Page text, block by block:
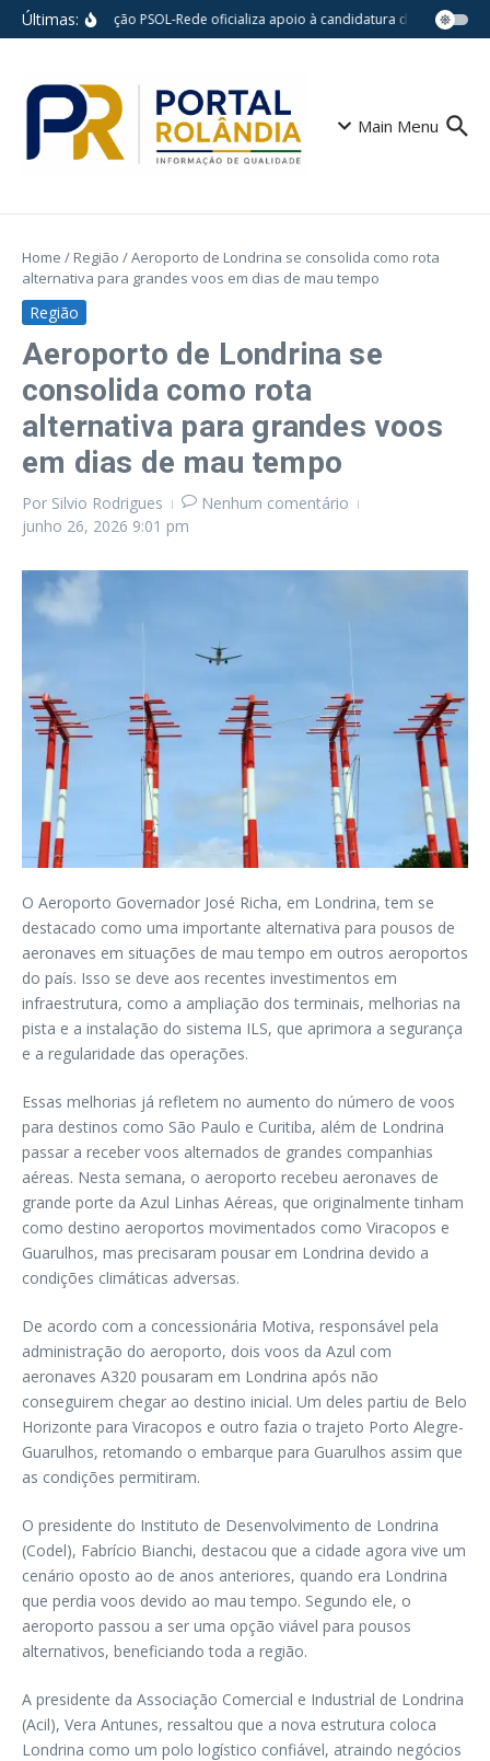
Ir para o conteúdo
Últimas:Federação PSOL-Rede oficializa apoio à candidatura de Lula à
Main Menu
Home / Região /Aeroporto de Londrina se consolida como rota
alternativa para grandes voos em dias de mau tempo
Região
Aeroporto de Londrina se
consolida como rota
alternativa para grandes voos
em dias de mau tempo
Por Silvio Rodrigues
Nenhum comentário
junho 26, 2026 9:01 pm
O Aeroporto Governador José Richa, em Londrina, tem se
destacado como uma importante alternativa para pousos de
aeronaves em situações de mau tempo em outros aeroportos
do país. Isso se deve aos recentes investimentos em
infraestrutura, como a ampliação dos terminais, melhorias na
pista e a instalação do sistema ILS, que aprimora a segurança
e a regularidade das operações.
Essas melhorias já refletem no aumento do número de voos
para destinos como São Paulo e Curitiba, além de Londrina
passar a receber voos alternados de grandes companhias
aéreas. Nesta semana, o aeroporto recebeu aeronaves de
grande porte da Azul Linhas Aéreas, que originalmente tinham
como destino aeroportos movimentados como Viracopos e
Guarulhos, mas precisaram pousar em Londrina devido a
condições climáticas adversas.
De acordo com a concessionária Motiva, responsável pela
administração do aeroporto, dois voos da Azul com
aeronaves A320 pousaram em Londrina após não
conseguirem chegar ao destino inicial. Um deles partiu de Belo
Horizonte para Viracopos e outro fazia o trajeto Porto Alegre-
Guarulhos, retomando o embarque para Guarulhos assim que
as condições permitiram.
O presidente do Instituto de Desenvolvimento de Londrina
(Codel), Fabrício Bianchi, destacou que a cidade agora vive um
cenário oposto ao de anos anteriores, quando era Londrina
que perdia voos devido ao mau tempo. Segundo ele, o
aeroporto passou a ser uma opção viável para pousos
alternativos, beneficiando toda a região.
A presidente da Associação Comercial e Industrial de Londrina
(Acil), Vera Antunes, ressaltou que a nova estrutura coloca
Londrina como um polo logístico confiável, atraindo negócios